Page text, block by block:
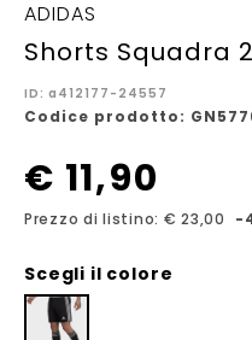
ADIDAS
Shorts Squadra
ID: a412177-24557
Codice prodotto:
€ 11,90
Prezzo di listino: € 23,00 -
Scegli il colore